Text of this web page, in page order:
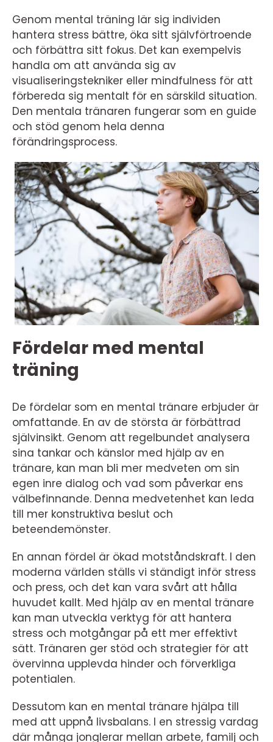
Genom mental träning lär sig individen
hantera stress bättre, öka sitt självförtroende
och förbättra sitt fokus. Det kan exempelvis
handla om att använda sig av
visualiseringstekniker eller mindfulness för att
förbereda sig mentalt för en särskild situation.
Den mentala tränaren fungerar som en guide
och stöd genom hela denna
förändringsprocess.
Fördelar med mental
träning
De fördelar som en mental tränare erbjuder är
omfattande. En av de största är förbättrad
självinsikt. Genom att regelbundet analysera
sina tankar och känslor med hjälp av en
tränare, kan man bli mer medveten om sin
egen inre dialog och vad som påverkar ens
välbefinnande. Denna medvetenhet kan leda
till mer konstruktiva beslut och
beteendemönster.
En annan fördel är ökad motståndskraft. I den
moderna världen ställs vi ständigt inför stress
och press, och det kan vara svårt att hålla
huvudet kallt. Med hjälp av en mental tränare
kan man utveckla verktyg för att hantera
stress och motgångar på ett mer effektivt
sätt. Tränaren ger stöd och strategier för att
övervinna upplevda hinder och förverkliga
potentialen.
Dessutom kan en mental tränare hjälpa till
med att uppnå livsbalans. I en stressig vardag
där många jonglerar mellan arbete, familj och